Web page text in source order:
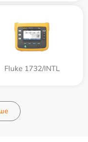
Fluke 1732/INTL